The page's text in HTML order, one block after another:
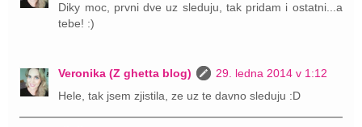
Diky moc, prvni dve uz sleduju, tak pridam i ostatni...a
tebe! :)
Veronika (Z ghetta blog)
29. ledna 2014 v 1:12
Hele, tak jsem zjistila, ze uz te davno sleduju :D